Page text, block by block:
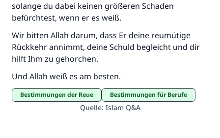
solange du dabei keinen größeren Schaden
befürchtest, wenn er es weiß.
Wir bitten Allah darum, dass Er deine reumütige
Rückkehr annimmt, deine Schuld begleicht und dir
hilft Ihm zu gehorchen.
Und Allah weiß es am besten.
Bestimmungen der Reue Bestimmungen für Berufe
Quelle: Islam Q&A